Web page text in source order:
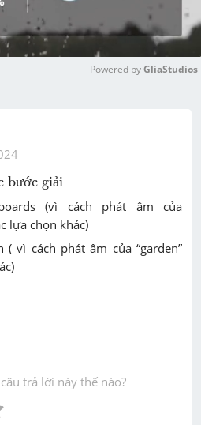
Powered by GliaStudios
bước giải
bước giải
(vì cách phát âm của
lựa chọn khác)
( vì cách phát âm của “garden”
trả lời này thế nào?